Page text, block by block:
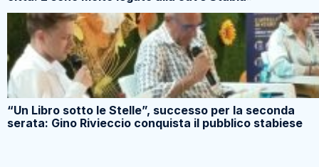
“Un Libro sotto le Stelle”, successo per la seconda
serata: Gino Rivieccio conquista il pubblico stabiese